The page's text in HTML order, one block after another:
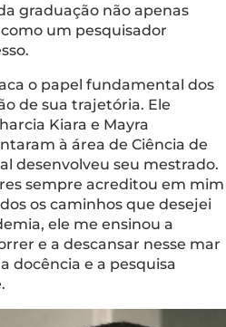
graduação não apenas
um pesquisador
o papel fundamental dos
de sua trajetória. Ele
Kiara e Mayra
à área de Ciência de
desenvolveu seu mestrado.
sempre acreditou em mim
os caminhos que desejei
ele me ensinou a
e a descansar nesse mar
docência e a pesquisa